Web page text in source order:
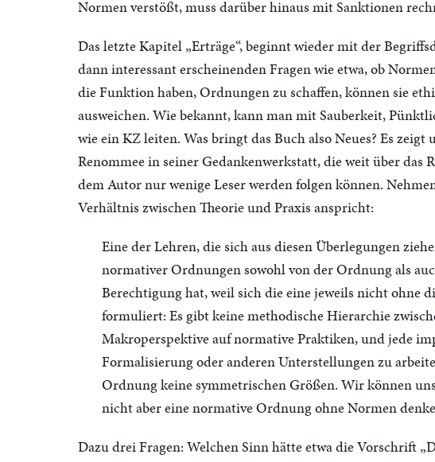
Normen verstößt, muss darüber hinaus mit Sanktionen
Das letzte Kapitel „Erträge“, beginnt wieder mit der
dann interessant erscheinenden Fragen wie etwa, ob
die Funktion haben, Ordnungen zu schaffen, können sie
ausweichen. Wie bekannt, kann man mit Sauberkeit,
wie ein KZ leiten. Was bringt das Buch also Neues? Es zeigt
Renommee in seiner Gedankenwerkstatt, die weit über das
dem Autor nur wenige Leser werden folgen können.
Verhältnis zwischen Theorie und Praxis anspricht:
Eine der Lehren, die sich aus diesen Überlegungen
normativer Ordnungen sowohl von der Ordnung als
Berechtigung hat, weil sich die eine jeweils nicht ohne
formuliert: Es gibt keine methodische Hierarchie
Makroperspektive auf normative Praktiken, und jede
Formalisierung oder anderen Unterstellungen zu
Ordnung keine symmetrischen Größen. Wir können
nicht aber eine normative Ordnung ohne Normen
Dazu drei Fragen: Welchen Sinn hätte etwa die Vorschrift